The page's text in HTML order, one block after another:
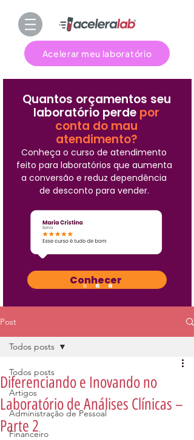
Acelerar meu laboratório
Quantos orçamentos seu
laboratório perde por
conta do mau
atendimento?
Conheça o curso de atendimento
feito para laboratórios que aumenta
a conversão e reduz dependência
de desconto para vender.
Conhecer
Post
Todos posts
Artigos
Administração de Pessoal
Financeiro
Todos posts
Diferenciando e Inovando no
Laboratório de Análises Clínicas –
Parte 2